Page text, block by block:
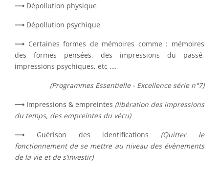
⟶ Dépollution physique
⟶ Dépollution psychique
⟶ Certaines formes de mémoires comme : mémoires
des formes pensées, des impressions du passé,
impressions psychiques, etc ….
(Programmes Essentielle - Excellence série n°7)
⟶ Impressions & empreintes (libération des impressions
du temps, des empreintes du vécu)
⟶ Guérison des identifications (Quitter le
fonctionnement de se mettre au niveau des évènements
de la vie et de s’investir)